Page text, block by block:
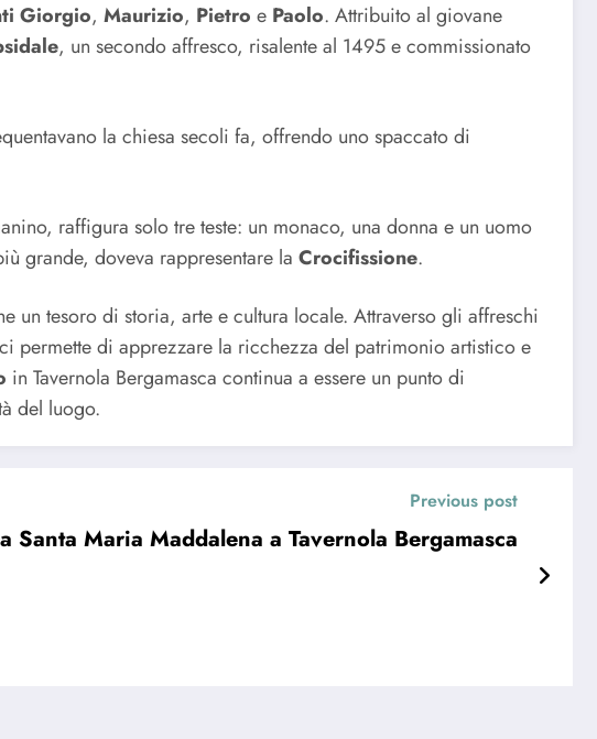
Giorgio, Maurizio, Pietro e Paolo. Attribuito al giovane
, un secondo affresco, risalente al 1495 e commissionato
la chiesa secoli fa, offrendo uno spaccato di
raffigura solo tre teste: un monaco, una donna e un uomo
grande, doveva rappresentare la Crocifissione.
un tesoro di storia, arte e cultura locale. Attraverso gli affreschi
permette di apprezzare la ricchezza del patrimonio artistico e
in Tavernola Bergamasca continua a essere un punto di
del luogo.
Previous post
Santa Maria Maddalena a Tavernola Bergamasca